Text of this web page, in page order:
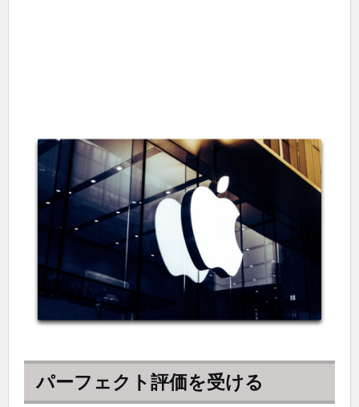
パーフェクト評価を受ける